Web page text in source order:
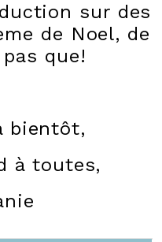
sur des
de Noel, de
que!
bientôt,
à toutes,